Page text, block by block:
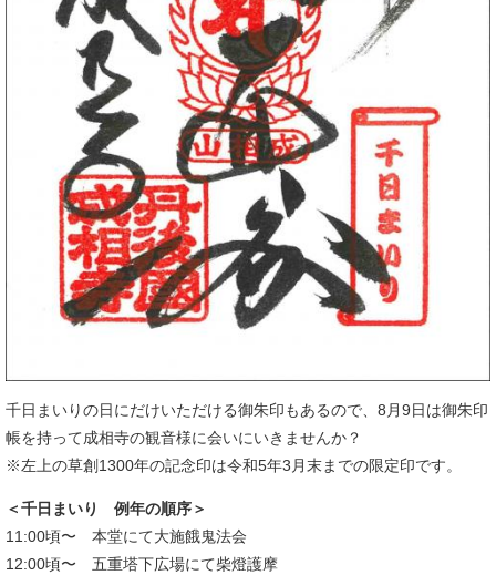
千日まいりの日にだけいただける御朱印もあるので、8月9日は御朱印
帳を持って成相寺の観音様に会いにいきませんか？
※左上の草創1300年の記念印は令和5年3月末までの限定印です。
＜千日まいり 例年の順序＞
11:00頃〜 本堂にて大施餓鬼法会
12:00頃〜 五重塔下広場にて柴燈護摩